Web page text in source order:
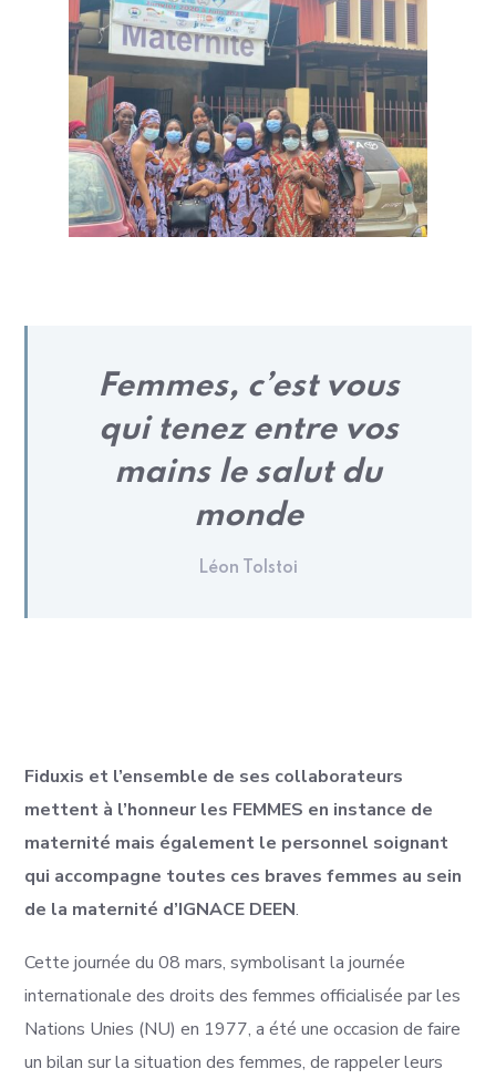
Femmes, c’est vous
qui tenez entre vos
mains le salut du
monde
Léon Tolstoi
Fiduxis et l’ensemble de ses collaborateurs
mettent à l’honneur les FEMMES en instance de
maternité mais également le personnel soignant
qui accompagne toutes ces braves femmes au sein
de la maternité d’IGNACE DEEN.
Cette journée du 08 mars, symbolisant la journée
internationale des droits des femmes officialisée par les
Nations Unies (NU) en 1977, a été une occasion de faire
un bilan sur la situation des femmes, de rappeler leurs